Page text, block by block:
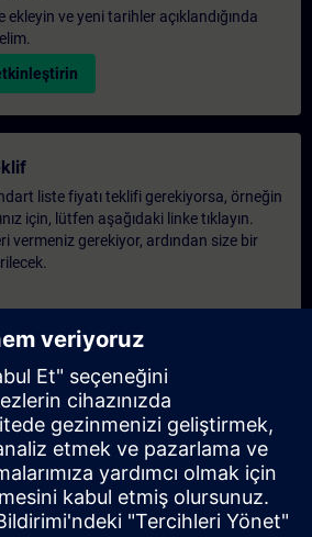
ve yeni tarihler açıklandığında
liste fiyatı teklifi gerekiyorsa, örneğin
için, lütfen aşağıdaki linke tıklayın.
vermeniz gerekiyor, ardından size bir
form below if you require a
training course either on-site, virtually
centre. This type of request would be
( 6 and above). After providing your
training requirements, you will receive a